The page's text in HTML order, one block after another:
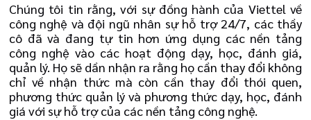
Chúng tôi tin rằng, với sự đồng hành của Viettel về
công nghệ và đội ngũ nhân sự hỗ trợ 24/7, các thầy
cô đã và đang tự tin hơn ứng dụng các nền tảng
công nghệ vào các hoạt động dạy, học, đánh giá,
quản lý. Họ sẽ dần nhận ra rằng họ cần thay đổi không
chỉ về nhận thức mà còn cần thay đổi thói quen,
phương thức quản lý và phương thức dạy, học, đánh
giá với sự hỗ trợ của các nền tảng công nghệ.